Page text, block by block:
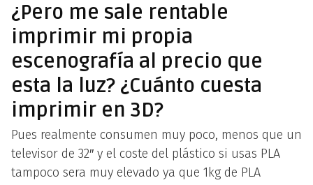
¿Pero me sale rentable
imprimir mi propia
escenografía al precio que
esta la luz? ¿Cuánto cuesta
imprimir en 3D?
Pues realmente consumen muy poco, menos que un
televisor de 32″ y el coste del plástico si usas PLA
tampoco sera muy elevado ya que 1kg de PLA